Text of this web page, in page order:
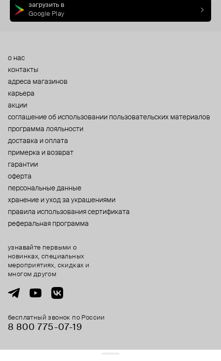
загрузить в
Google Play
о нас
контакты
адреса магазинов
карьера
акции
cоглашение об использовании пользовательских материалов
программа лояльности
доставка и оплата
примерка и возврат
гарантии
оферта
персональные данные
хранение и уход за украшениями
правила использования сертификата
реферальная программа
бесплатный звонок по России
8 800 775⁠-07⁠-19
узнавайте первыми о
новинках, специальных
мероприятиях, скидках и
многом другом